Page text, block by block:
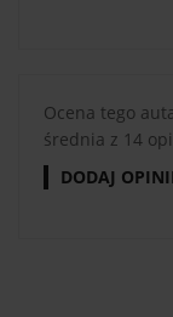
Ocena tego
średnia z 14
DODAJ